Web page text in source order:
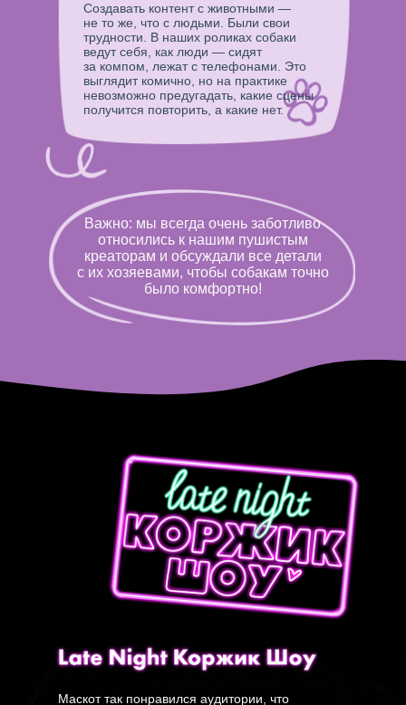
Создавать контент с животными —
не то же, что с людьми. Были свои
трудности. В наших роликах собаки
ведут себя, как люди — сидят
за компом, лежат с телефонами. Это
выглядит комично, но на практике
невозможно предугадать, какие сцены
получится повторить, а какие нет.
Важно: мы всегда очень заботливо
относились к нашим пушистым
креаторам и обсуждали все детали
с их хозяевами, чтобы собакам точно
было комфортно!
Маскот так понравился аудитории, что